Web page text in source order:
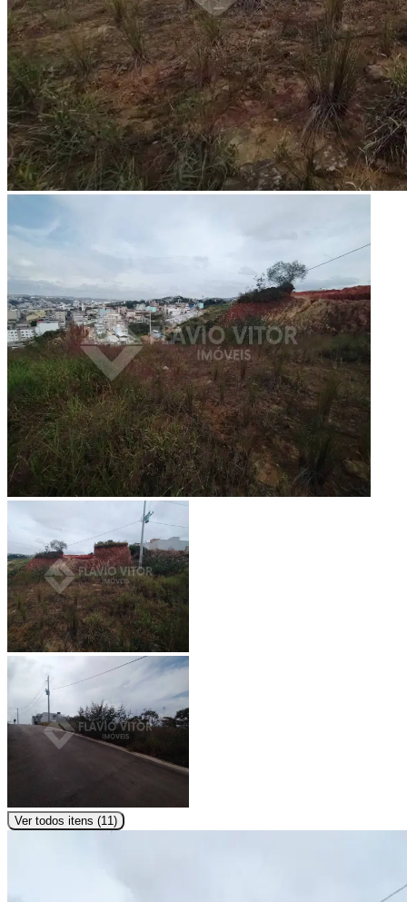
Ver todos itens (11 )